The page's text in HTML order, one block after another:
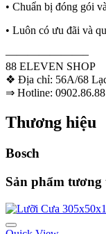
• Chuẩn bị đóng gói
• Luôn có ưu đãi và
———————–
88 ELEVEN SHOP
❖ Địa chỉ: 56A/68
⇒ Hotline:
Thương hiệu
Bosch
Sản phẩm tương